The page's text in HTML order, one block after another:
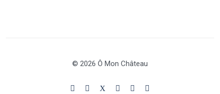
© 2026 Ô Mon Château